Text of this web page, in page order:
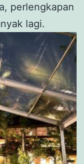
perlengkapan
lagi.